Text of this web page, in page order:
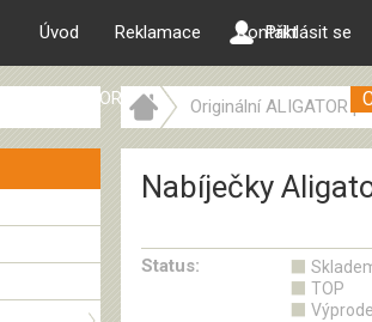
Úvod Reklamace Kontakt
ALIGATOR web
Přihlásit se
Originální ALIGATOR
Nabíječky
Status:
TOP